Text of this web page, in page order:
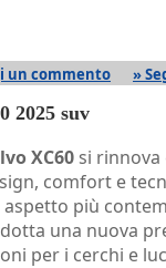
un commento »
2025 suv
XC60 si
comfort e
aspetto più
una nuova
per i cerchi e